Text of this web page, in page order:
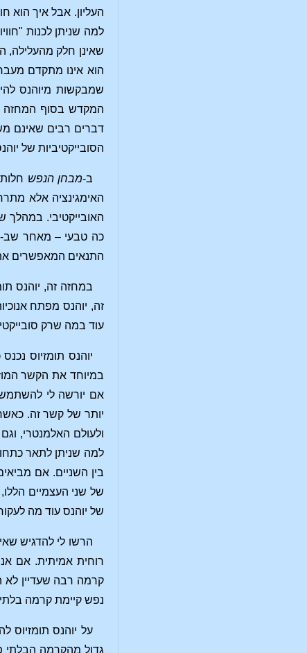
העליון. אבל איך הוא
למה שניתן לכנות
שאינן חלק מהעלילה, הפְּרֶלוּד והאינטרלוד שלפני סצנה 8.
הוא אינו מתקדם
שמבקשות מיוהנס
המקדש בסוף המחזה
דברים רבים שאינם
הסובייקטיביות של
ב-מבחן הנפש
האימגינציה אלא
האובייקטיבי. במהלך
כה טבעי – מאחר שב-
התנאים המאפשרים
במחזה זה, יוהנס
זה, יוהנס מפתח
עוד במה שרק
יוהנס תומזיוס
במיוחד את הקשר
אם יורשה לי להשתמש
יותר של קשר זה.
למה שניתן לתאר
בין השניים. אם
של שני העצמיים
של יוהנס עוד מה
הרשו לי להדגיש
רוחית אמיתית. אם
קרמה רבה שעדיין לא
נפש קיימת קרמה
על יוהנס
גדול מהקרמה